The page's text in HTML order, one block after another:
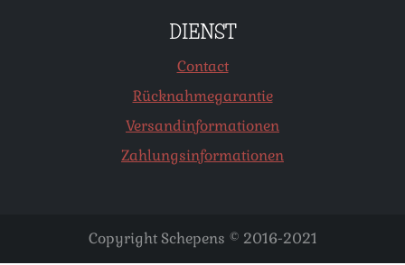
DIENST
Contact
Rücknahmegarantie
Versandinformationen
Zahlungsinformationen
Copyright Schepens © 2016-2021